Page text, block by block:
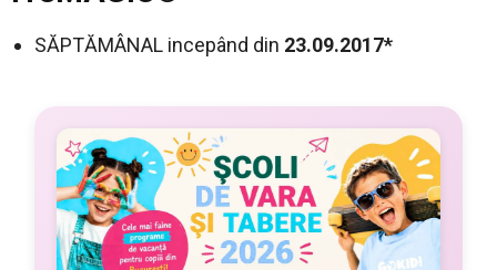
SĂPTĂMÂNAL incepând din 23.09.2017*